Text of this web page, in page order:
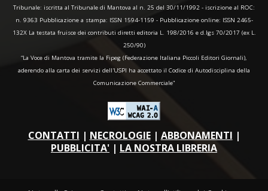
Tribunale: iscritta al Tribunale di Mantova al n. 25 del 30/11/1992 - iscrizione al ROC:
n. 9363 Pubblicazione a stampa: ISSN 1594-1159 - Pubblicazione online: ISSN 2465-
132X La testata fruisce dei contributi diretti editoria L. 198/2016 e d.lgs 70/2017 (ex L.
250/90)
“La Voce di Mantova tramite la Fipeg (Federazione Italiana Piccoli Editori Giornali),
aderendo alla carta dei servizi dell'USPI ha accettato il Codice di Autodisciplina della
Comunicazione Commerciale"
CONTATTI | NECROLOGIE| ABBONAMENTI |
PUBBLICITA' | LA NOSTRA LIBRERIA